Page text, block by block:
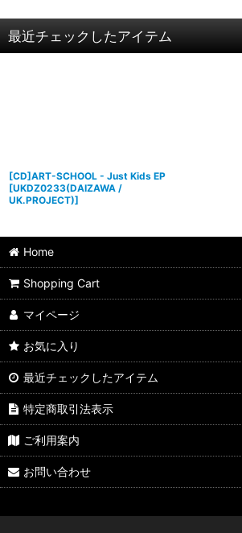
最近チェックしたアイテム
[CD]ART-SCHOOL - Just Kids EP
[UKDZ0233(DAIZAWA /
UK.PROJECT)]
Home
Shopping Cart
マイページ
お気に入り
最近チェックしたアイテム
特定商取引法表示
ご利用案内
お問い合わせ